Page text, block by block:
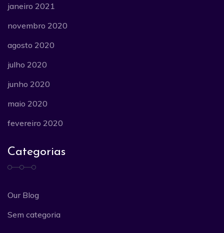
janeiro 2021
novembro 2020
agosto 2020
julho 2020
junho 2020
maio 2020
fevereiro 2020
Categorias
Our Blog
Sem categoria